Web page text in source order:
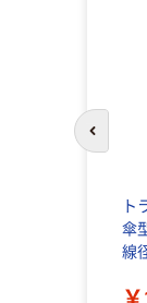
ト
傘
線